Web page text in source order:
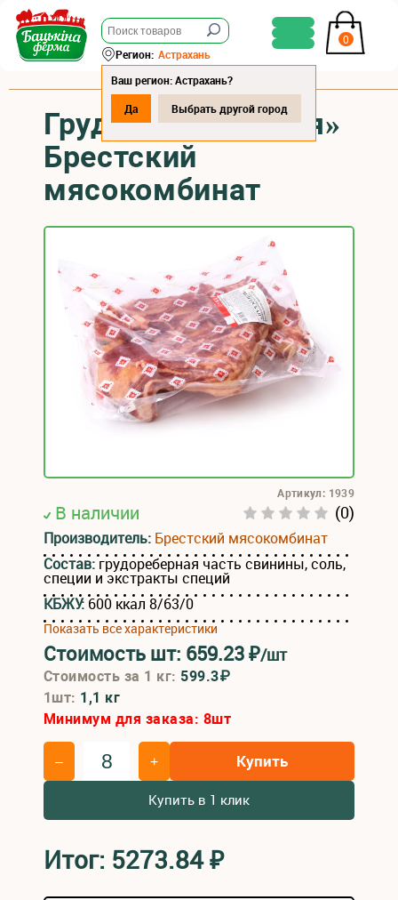
0
Регион: Астрахань
Ваш регион: Астрахань?
Да
Выбрать другой город
Грудинка «Венская»
Брестский
мясокомбинат
В наличии (0)
Артикул: 1939
Производитель: Брестский мясокомбинат
Состав: грудореберная часть свинины, соль,
специи и экстракты специй
КБЖУ: 600 ккал 8/63/0
Показать все характеристики
Стоимость шт: 659.23₽/шт
Стоимость за 1 кг: 599.3₽
1шт: 1,1 кг
Минимум для заказа: 8шт
– + Купить
Купить в 1 клик
Итог: 5273.84₽